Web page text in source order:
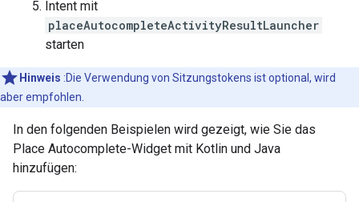
Intent mit
placeAutocompleteActivityResultLauncher
starten
Hinweis :Die Verwendung von Sitzungstokens ist optional, wird
aber empfohlen.
In den folgenden Beispielen wird gezeigt, wie Sie das
Place Autocomplete-Widget mit Kotlin und Java
hinzufügen: